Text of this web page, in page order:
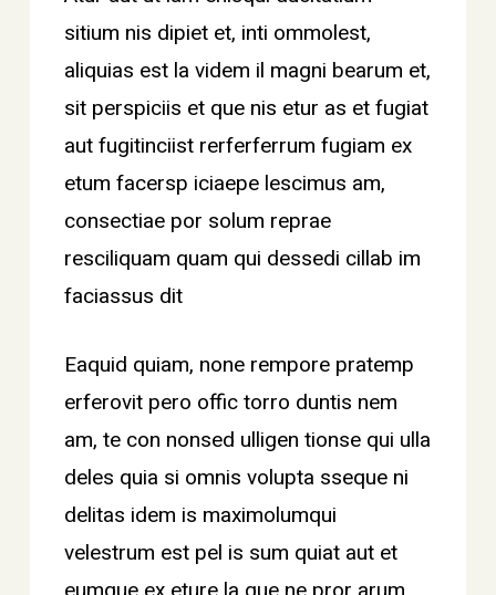
sitium nis dipiet et, inti ommolest,
aliquias est la videm il magni bearum et,
sit perspiciis et que nis etur as et fugiat
aut fugitinciist rerferferrum fugiam ex
etum facersp iciaepe lescimus am,
consectiae por solum reprae
resciliquam quam qui dessedi cillab im
faciassus dit
Eaquid quiam, none rempore pratemp
erferovit pero offic torro duntis nem
am, te con nonsed ulligen tionse qui ulla
deles quia si omnis volupta sseque ni
delitas idem is maximolumqui
velestrum est pel is sum quiat aut et